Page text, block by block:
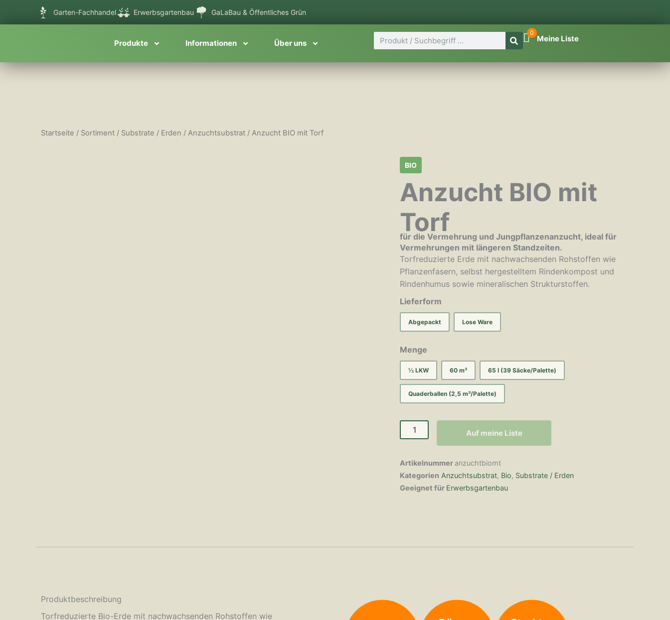
Garten-Fachhandel Erwerbsgartenbau GaLaBau & Öffentliches Grün
Produkte Informationen Über uns
Suche 0
Meine Liste
Startseite / Sortiment / Substrate / Erden / Anzuchtsubstrat / Anzucht BIO mit Torf
BIO
Anzucht BIO mit
Torf
für die Vermehrung und Jungpflanzenanzucht, ideal für
Vermehrungen mit längeren Standzeiten.
Torfreduzierte Erde mit nachwachsenden Rohstoffen wie
Pflanzenfasern, selbst hergestelltem Rindenkompost und
Rindenhumus sowie mineralischen Strukturstoffen.
Lieferform
Abgepackt Lose Ware
Menge
½ LKW 60 m³ 65 l (39 Säcke/Palette)
Quaderballen (2,5 m³/Palette)
Auf meine Liste
Artikelnummer anzuchtbiomt
Kategorien Anzuchtsubstrat, Bio, Substrate / Erden
Geeignet für Erwerbsgartenbau
Produktbeschreibung
Torfreduzierte Bio-Erde mit nachwachsenden Rohstoffen wie